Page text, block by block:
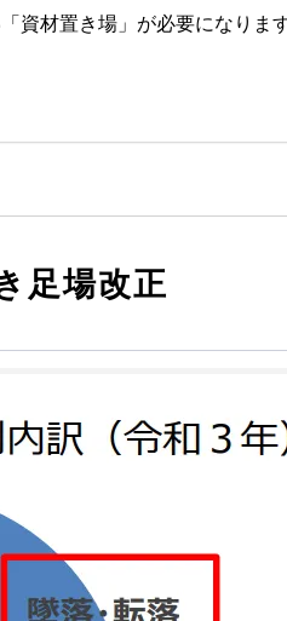
資材置き場」が必要になりま
足場改正